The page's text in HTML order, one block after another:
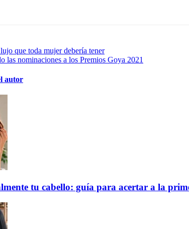
que toda mujer debería tener
las nominaciones a los Premios Goya 2021
autor
tu cabello: guía para acertar a la